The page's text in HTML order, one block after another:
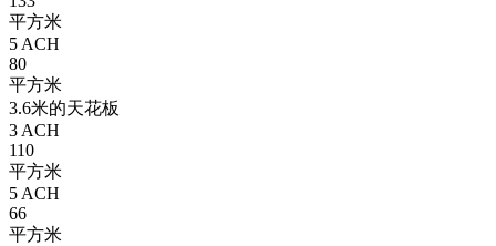
平方米
5 ACH
80
平方米
3.6米的天花板
3 ACH
110
平方米
5 ACH
66
平方米